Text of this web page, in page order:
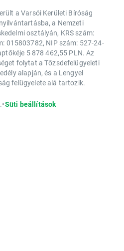
a Varsói Kerületi Bíróság
a Nemzeti
osztályán, KRS szám:
015803782, NIP szám: 527-24-
5 878 462,55 PLN. Az
folytat a Tőzsdefelügyeleti
alapján, és a Lengyel
felügyelete alá tartozik.
•Süti beállítások